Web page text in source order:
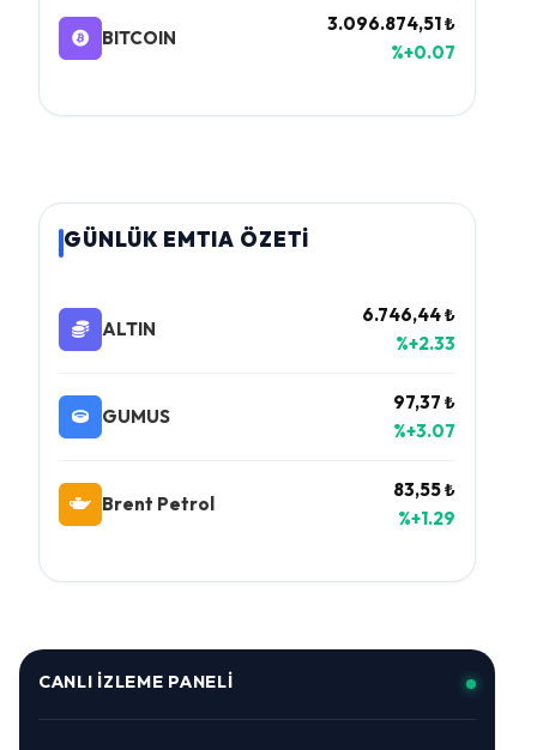
BITCOIN
3.096.874,51 ₺
%+0.07
GÜNLÜK EMTIA ÖZETİ
ALTIN
6.746,44 ₺
%+2.33
GUMUS
97,37 ₺
%+3.07
Brent Petrol
83,55 ₺
%+1.29
CANLI İZLEME PANELI